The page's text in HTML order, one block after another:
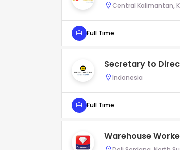
Central Kalimantan,
Full Time
Secretary to
Indonesia
Full Time
Warehouse